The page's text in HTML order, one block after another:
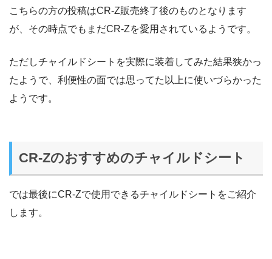
こちらの方の投稿はCR-Z販売終了後のものとなります
が、その時点でもまだCR-Zを愛用されているようです。
ただしチャイルドシートを実際に装着してみた結果狭かっ
たようで、利便性の面では思ってた以上に使いづらかった
ようです。
CR-Zのおすすめのチャイルドシート
では最後にCR-Zで使用できるチャイルドシートをご紹介
します。